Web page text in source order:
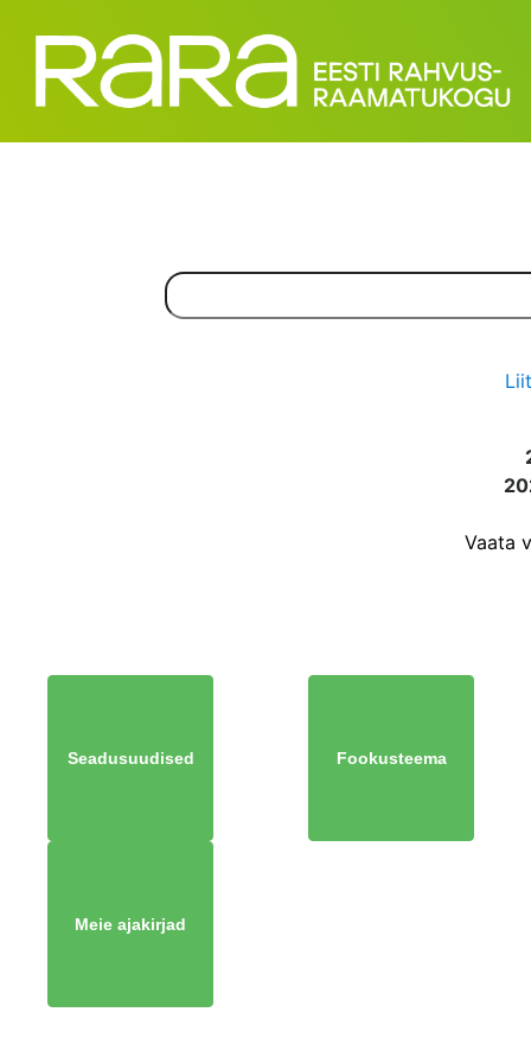
Vaata
Seadusuudised Fookusteema
Meie ajakirjad